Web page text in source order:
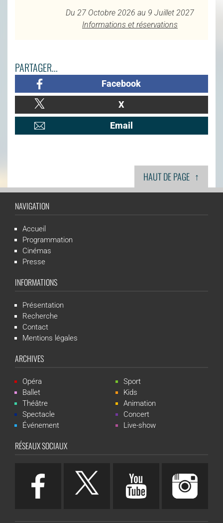
Du 27 Octobre 2026 au 9 Juillet 2027
Informations et réservations
PARTAGER...
Facebook
X
Email
HAUT DE PAGE ↑
NAVIGATION
Accueil
Programmation
Cinémas
Presse
INFORMATIONS
Présentation
Recherche
Contact
Mentions légales
ARCHIVES
Opéra
Ballet
Théâtre
Spectacle
Événement
Sport
Kids
Animation
Concert
Live-show
RÉSEAUX SOCIAUX